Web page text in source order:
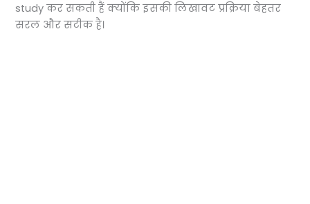
study कर सकती हैं क्योंकि इसकी लिखावट प्रक्रिया बेहतर
सरल और सटीक है।